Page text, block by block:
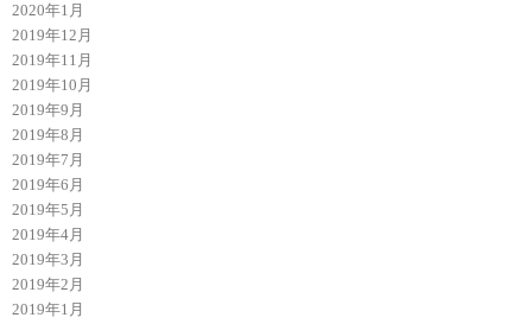
2020年1月
2019年12月
2019年11月
2019年10月
2019年9月
2019年8月
2019年7月
2019年6月
2019年5月
2019年4月
2019年3月
2019年2月
2019年1月